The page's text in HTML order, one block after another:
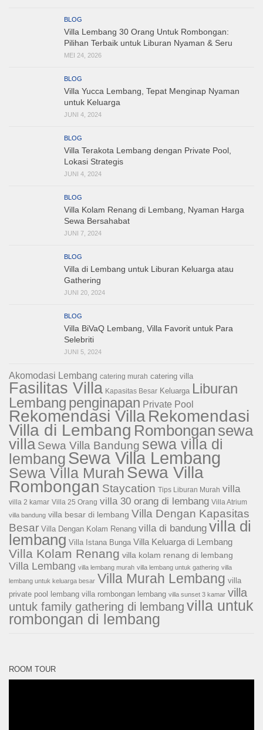
BLOG
Villa Lembang 30 Orang Untuk Rombongan:
Pilihan Terbaik untuk Liburan Nyaman & Seru
MEI 24, 2026
BLOG
Villa Yucca Lembang, Tepat Menginap Nyaman
untuk Keluarga
JUNI 4, 2024
BLOG
Villa Terakota Lembang dengan Private Pool,
Lokasi Strategis
JUNI 4, 2024
BLOG
Villa Kolam Renang di Lembang, Nyaman Harga
Sewa Bersahabat
JUNI 7, 2024
BLOG
Villa di Lembang untuk Liburan Keluarga atau
Gathering
JUNI 20, 2024
BLOG
Villa BiVaQ Lembang, Villa Favorit untuk Para
Selebriti
JUNI 5, 2024
Akomodasi Lembang catering murah catering villa
Fasilitas Villa Kapasitas Besar Keluarga Liburan
Lembang penginapan Private Pool
Rekomendasi VillaRekomendasi
Villa di Lembang Rombongan sewa
villa Sewa Villa Bandung sewa villa di
lembang Sewa Villa Lembang
Sewa Villa Murah Sewa Villa
Rombongan Staycation Tips Liburan Murah villa
villa 2 kamar Villa 25 Orang villa 30 orang di lembang Villa Atrium
villa bandung villa besar di lembang Villa Dengan Kapasitas
Besar Villa Dengan Kolam Renang villa di bandung villa di
lembang Villa Istana Bunga Villa Keluarga di Lembang
Villa Kolam Renang villa kolam renang di lembang
Villa Lembang villa lembang murah villa lembang untuk gathering villa
lembang untuk keluarga besar Villa Murah Lembang villa
private pool lembang villa rombongan lembang villa sunset 3 kamar villa
untuk family gathering di lembang villa untuk
rombongan di lembang
ROOM TOUR